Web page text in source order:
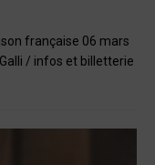
française 06 mars
/ infos et billetterie